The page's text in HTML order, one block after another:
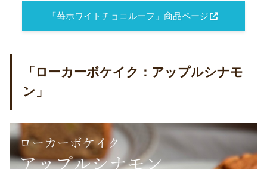
「苺ホワイトチョコルーフ」商品ページ
「ローカーボケイク：アップルシナモ
ン」